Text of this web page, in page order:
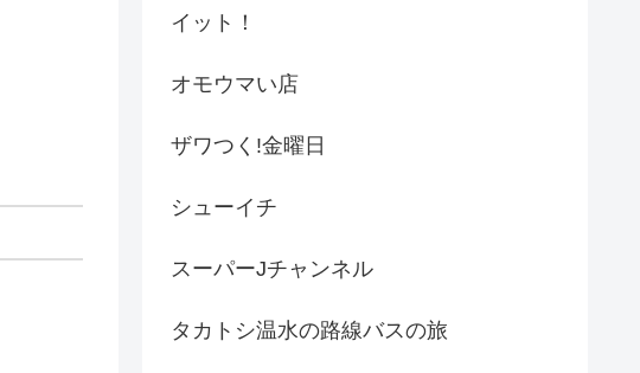
イット！
オモウマい店
ザワつく!金曜日
シューイチ
スーパーJチャンネル
タカトシ温水の路線バスの旅